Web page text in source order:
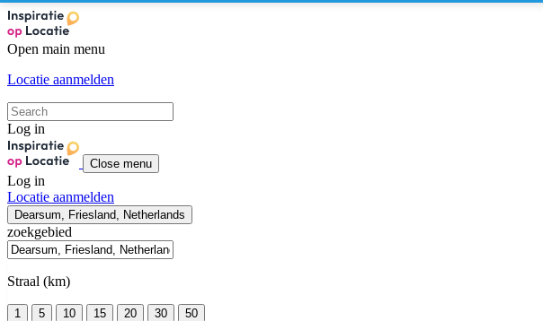
Open main menu
Locatie aanmelden
Log in
Close menu
Log in
Locatie aanmelden
Dearsum, Friesland, Netherlands
zoekgebied
Straal (km)
1 5 10 15 20 30
50